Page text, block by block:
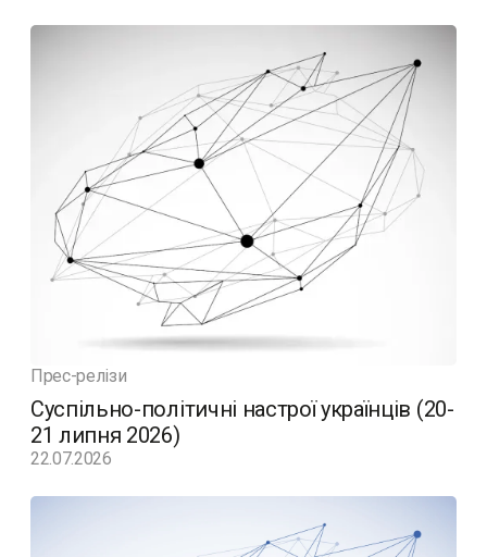
Прес-релізи
Суспільно-політичні настрої українців (20-
21 липня 2026)
22.07.2026